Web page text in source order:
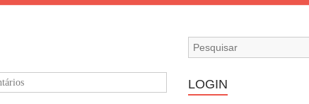
LOGIN